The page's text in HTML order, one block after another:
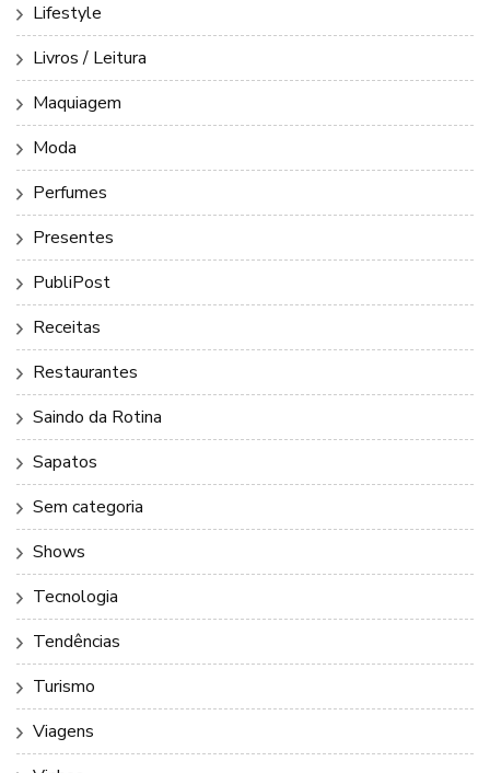
Lifestyle
Livros / Leitura
Maquiagem
Moda
Perfumes
Presentes
PubliPost
Receitas
Restaurantes
Saindo da Rotina
Sapatos
Sem categoria
Shows
Tecnologia
Tendências
Turismo
Viagens